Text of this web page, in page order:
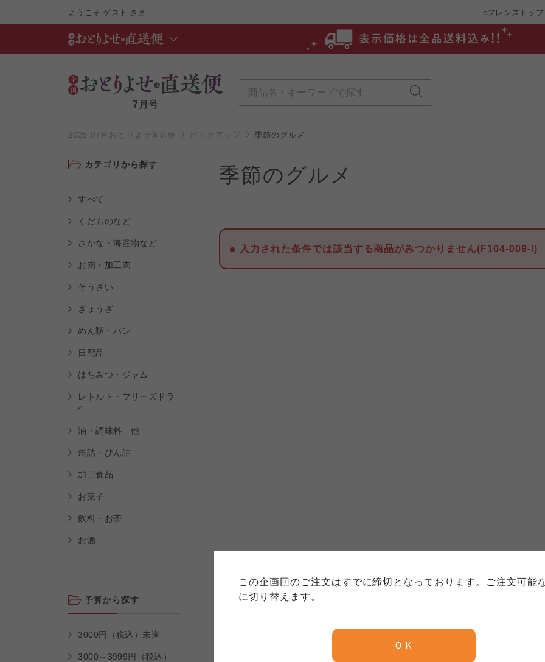
この企画回のご注文はすでに締切となっております。ご注文可能
に切り替えます。
ＯＫ
ようこそゲスト さま eフレンズトップ
7月号
2025 07月おとりよせ直送便 ピックアップ 季節のグルメ
カテゴリから探す
すべて
くだものなど
さかな・海産物など
お肉・加工肉
そうざい
ぎょうざ
めん類・パン
日配品
はちみつ・ジャム
レトルト・フリーズドラ
イ
油・調味料 他
缶詰・びん詰
加工食品
お菓子
飲料・お茶
お酒
予算から探す
3000円（税込）未満
3000～3999円（税込）
季節のグルメ
入力された条件では該当する商品がみつかりません(F104-009-I)
める利用約款をご確認のうえ、ご利用ください。なお、クチコミ投稿については、利用約
コープ事業連合、ならびに各生協の「個人情報保護方針」については各生協のボタンをクリ
ならコープ
各生協の「特定商取引法に基づく表記について」については各生協のボタンをクリックして